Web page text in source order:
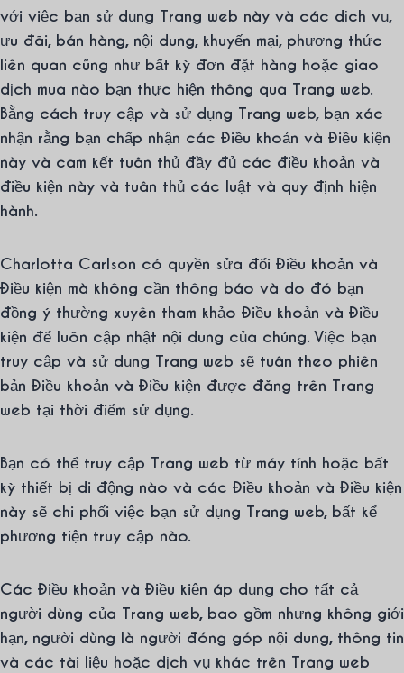
với việc bạn sử dụng Trang web này và các dịch vụ,
ưu đãi, bán hàng, nội dung, khuyến mại, phương thức
liên quan cũng như bất kỳ đơn đặt hàng hoặc giao
dịch mua nào bạn thực hiện thông qua Trang web.
Bằng cách truy cập và sử dụng Trang web, bạn xác
nhận rằng bạn chấp nhận các Điều khoản và Điều kiện
này và cam kết tuân thủ đầy đủ các điều khoản và
điều kiện này và tuân thủ các luật và quy định hiện
hành.
Charlotta Carlson có quyền sửa đổi Điều khoản và
Điều kiện mà không cần thông báo và do đó bạn
đồng ý thường xuyên tham khảo Điều khoản và Điều
kiện để luôn cập nhật nội dung của chúng. Việc bạn
truy cập và sử dụng Trang web sẽ tuân theo phiên
bản Điều khoản và Điều kiện được đăng trên Trang
web tại thời điểm sử dụng.
Bạn có thể truy cập Trang web từ máy tính hoặc bất
kỳ thiết bị di động nào và các Điều khoản và Điều kiện
này sẽ chi phối việc bạn sử dụng Trang web, bất kể
phương tiện truy cập nào.
Các Điều khoản và Điều kiện áp dụng cho tất cả
người dùng của Trang web, bao gồm nhưng không giới
hạn, người dùng là người đóng góp nội dung, thông tin
và các tài liệu hoặc dịch vụ khác trên Trang web